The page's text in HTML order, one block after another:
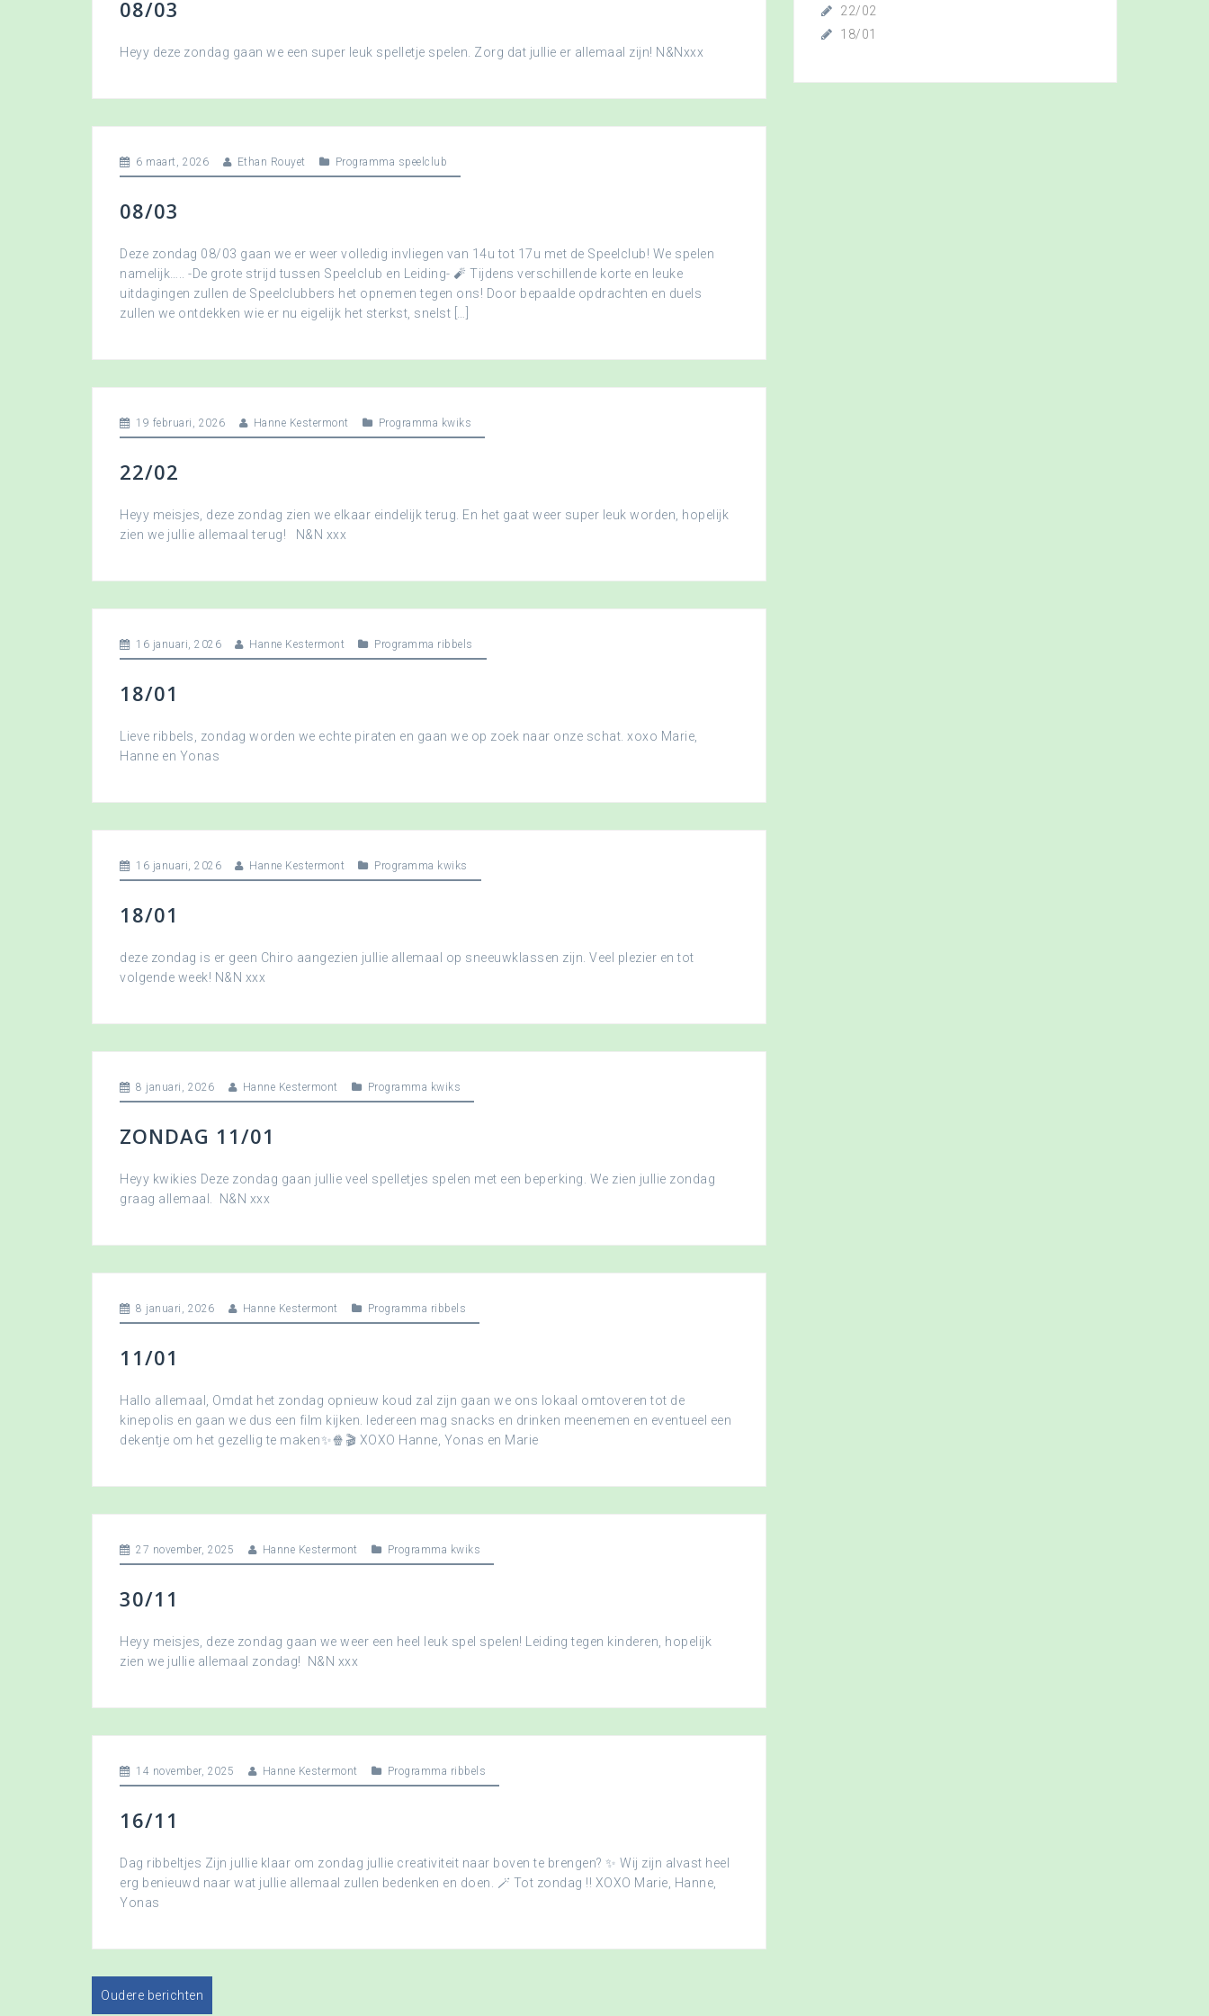
08/03
Heyy deze zondag gaan we een super leuk spelletje spelen. Zorg dat jullie er allemaal zijn! N&Nxxx
6 maart, 2026 Ethan Rouyet Programma speelclub
08/03
Deze zondag 08/03 gaan we er weer volledig invliegen van 14u tot 17u met de Speelclub! We spelen
namelijk….. -De grote strijd tussen Speelclub en Leiding- 🧨 Tijdens verschillende korte en leuke
uitdagingen zullen de Speelclubbers het opnemen tegen ons! Door bepaalde opdrachten en duels
zullen we ontdekken wie er nu eigelijk het sterkst, snelst […]
19 februari, 2026 Hanne Kestermont Programma kwiks
22/02
Heyy meisjes, deze zondag zien we elkaar eindelijk terug. En het gaat weer super leuk worden, hopelijk
zien we jullie allemaal terug! N&N xxx
16 januari, 2026 Hanne Kestermont Programma ribbels
18/01
Lieve ribbels, zondag worden we echte piraten en gaan we op zoek naar onze schat. xoxo Marie,
Hanne en Yonas
16 januari, 2026 Hanne Kestermont Programma kwiks
18/01
deze zondag is er geen Chiro aangezien jullie allemaal op sneeuwklassen zijn. Veel plezier en tot
volgende week! N&N xxx
8 januari, 2026 Hanne Kestermont Programma kwiks
ZONDAG 11/01
Heyy kwikies Deze zondag gaan jullie veel spelletjes spelen met een beperking. We zien jullie zondag
graag allemaal. N&N xxx
8 januari, 2026 Hanne Kestermont Programma ribbels
11/01
Hallo allemaal, Omdat het zondag opnieuw koud zal zijn gaan we ons lokaal omtoveren tot de
kinepolis en gaan we dus een film kijken. Iedereen mag snacks en drinken meenemen en eventueel een
dekentje om het gezellig te maken✨🍿🎬 XOXO Hanne, Yonas en Marie
27 november, 2025 Hanne Kestermont Programma kwiks
30/11
Heyy meisjes, deze zondag gaan we weer een heel leuk spel spelen! Leiding tegen kinderen, hopelijk
zien we jullie allemaal zondag! N&N xxx
14 november, 2025 Hanne Kestermont Programma ribbels
16/11
Dag ribbeltjes Zijn jullie klaar om zondag jullie creativiteit naar boven te brengen? ✨ Wij zijn alvast heel
erg benieuwd naar wat jullie allemaal zullen bedenken en doen. 🪄 Tot zondag !! XOXO Marie, Hanne,
Yonas
Oudere berichten
22/02
18/01